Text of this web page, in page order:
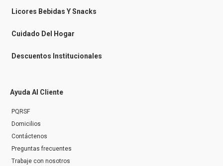
n
g
r
Licores Bebidas Y Snacks
Cuidado Del Hogar
Descuentos Institucionales
Ayuda Al Cliente
PQRSF
Domicilios
Contáctenos
Preguntas frecuentes
Trabaje con nosotros